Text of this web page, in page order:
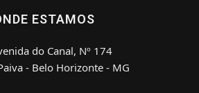
ESTAMOS
do Canal, Nº 174
- Belo Horizonte - MG